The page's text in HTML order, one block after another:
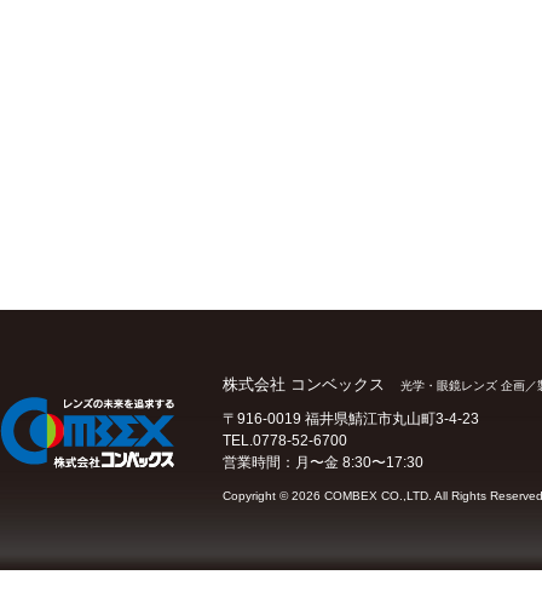
株式会社 コンベックス 光学・眼鏡レンズ 企画／
〒916-0019 福井県鯖江市丸山町3-4-23
TEL.0778-52-6700
営業時間：月〜金 8:30〜17:30
Copyright ©2026 COMBEX CO.,LTD. All Rights